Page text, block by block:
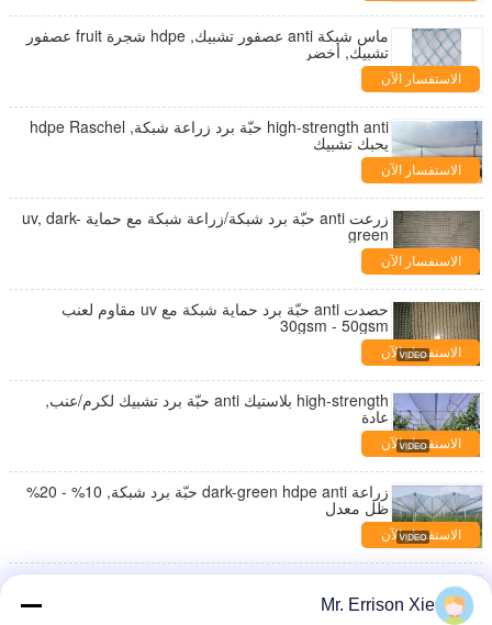
ماس شبكة anti عصفور تشبيك, hdpe شجرة fruit عصفور
تشبيك, أخضر
الاستفسار الآن
high-strength anti حبّة برد زراعة شبكة, hdpe Raschel
يحبك تشبيك
الاستفسار الآن
زرعت anti حبّة برد شبكة/زراعة شبكة مع حماية uv, dark-
green
الاستفسار الآن
حصدت anti حبّة برد حماية شبكة مع uv مقاوم لعنب
30gsm - 50gsm
الاستفسار الآن
high-strength بلاستيك anti حبّة برد تشبيك لكرم/عنب,
عادة
الاستفسار الآن
زراعة dark-green hdpe anti حبّة برد شبكة, 10% - 20%
ظل معدل
الاستفسار الآن
لمعمل, أبيض
Mr. Errison Xie